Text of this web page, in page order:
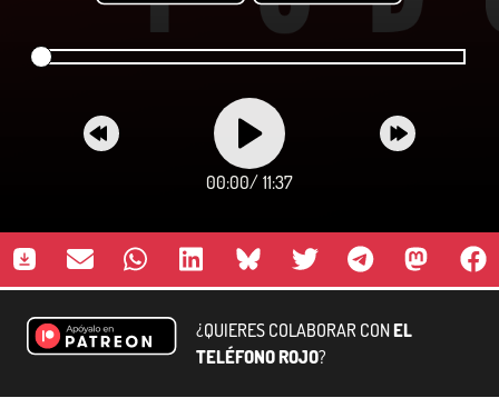
00:00/ 11:37
¿QUIERES COLABORAR CONEL
TELÉFONO ROJO?